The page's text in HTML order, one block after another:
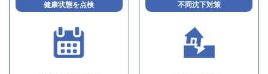
健康状態を点検
不同沈下対策